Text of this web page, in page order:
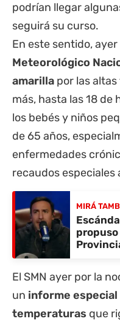
podrían llegar
seguirá su curso.
En este sentido,
Meteorológico
amarilla por las
más, hasta las 18 de
los bebés y niños
de 65 años,
enfermedades
recaudos
MIRÁ
El SMN ayer por la
un informe especial
temperaturas que